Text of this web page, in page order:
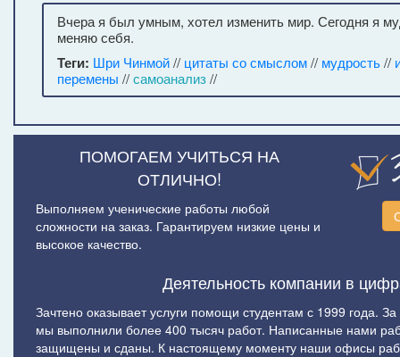
Вчера я был умным, хотел изменить мир. Сегодня я
меняю себя.
Теги: Шри Чинмой// цитаты со смыслом// мудрость//
перемены //самоанализ//
ПОМОГАЕМ УЧИТЬСЯ НА
ОТЛИЧНО!
Выполняем ученические работы любой
сложности на заказ. Гарантируем низкие цены и
высокое качество.
Деятельность компании в
Зачтено оказывает услуги помощи студентам с 1999 года.
мы выполнили более 400 тысяч работ. Написанные нами
защищены и сданы. К настоящему моменту наши офисы